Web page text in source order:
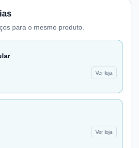
para o mesmo produto.
Ver loja
Ver loja